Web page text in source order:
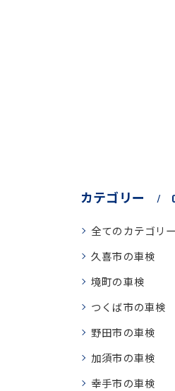
カテゴリー
全てのカテゴリー
久喜市の車検
境町の車検
つくば市の車検
野田市の車検
加須市の車検
幸手市の車検